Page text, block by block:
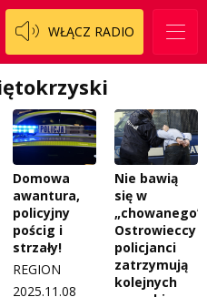
WŁĄCZ RADIO
Domowa
awantura,
policyjny
pościg i
strzały!
REGION
2025.11.08
Nie bawią
się w
„chowanego”.
Ostrowieccy
policjanci
zatrzymują
kolejnych